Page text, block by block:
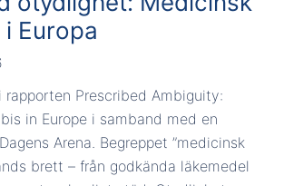
Europa
rapporten Prescribed Ambiguity:
in Europe i samband med en
Arena. Begreppet ”medicinsk
brett – från godkända läkemedel